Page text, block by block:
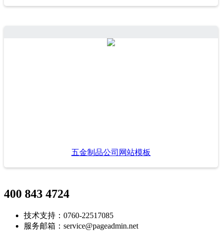
五金制品公司网站模板
400 843 4724
技术支持：0760-22517085
服务邮箱：service@pageadmin.net